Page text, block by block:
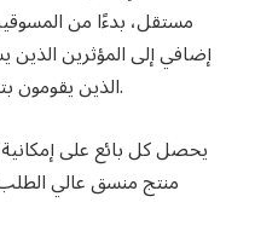
مستقل، بدءًا من
إضافي إلى المؤثرين
الذين يقومون بتوسيع نطاق وصولهم عبر الإنترنت.
منتج منسق عالي